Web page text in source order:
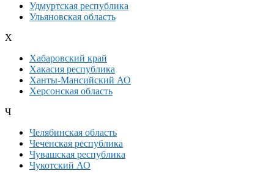
Удмуртская республика
Ульяновская область
Х
Хабаровский край
Хакасия республика
Ханты-Мансийский АО
Херсонская область
Ч
Челябинская область
Чеченская республика
Чувашская республика
Чукотский АО